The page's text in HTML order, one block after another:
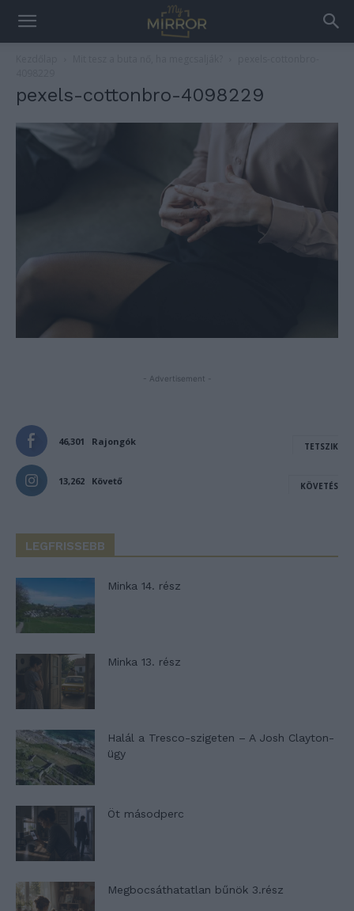
pexels-cottonbro-4098229
- Advertisement -
46,301 Rajongók TETSZIK
13,262 Követő KÖVETÉS
LEGFRISSEBB
Minka 14. rész
Minka 13. rész
Halál a Tresco-szigeten – A Josh Clayton-
ügy
Öt másodperc
Megbocsáthatatlan bűnök 3.rész